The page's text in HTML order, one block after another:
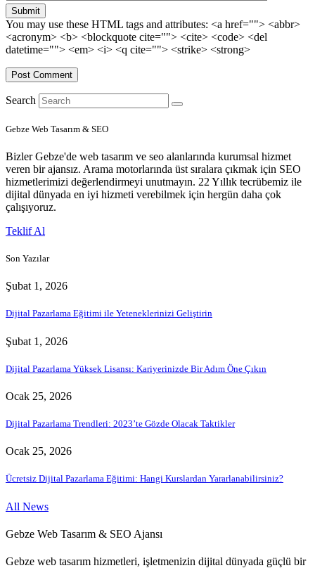
Submit
You may use these HTML tags and attributes: <a href=""> <abbr>
<acronym> <b> <blockquote cite=""> <cite> <code> <del
datetime=""> <em> <i> <q cite=""> <strike> <strong>
Search
Gebze Web Tasarım & SEO
Bizler Gebze'de web tasarım ve seo alanlarında kurumsal hizmet
veren bir ajansız. Arama motorlarında üst sıralara çıkmak için SEO
hizmetlerimizi değerlendirmeyi unutmayın. 22 Yıllık tecrübemiz ile
dijital dünyada en iyi hizmeti verebilmek için hergün daha çok
çalışıyoruz.
Teklif Al
Son Yazılar
Şubat 1, 2026
Dijital Pazarlama Eğitimi ile Yeteneklerinizi Geliştirin
Şubat 1, 2026
Dijital Pazarlama Yüksek Lisansı: Kariyerinizde Bir Adım Öne Çıkın
Ocak 25, 2026
Dijital Pazarlama Trendleri: 2023’te Gözde Olacak Taktikler
Ocak 25, 2026
Ücretsiz Dijital Pazarlama Eğitimi: Hangi Kurslardan Yararlanabilirsiniz?
All News
Gebze Web Tasarım & SEO Ajansı
Gebze web tasarım hizmetleri, işletmenizin dijital dünyada güçlü bir